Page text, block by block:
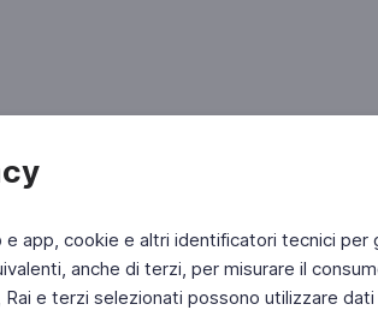
app, cookie e altri identificatori tecnici
anche di terzi, per misurare il
e terzi selezionati possono utilizzare